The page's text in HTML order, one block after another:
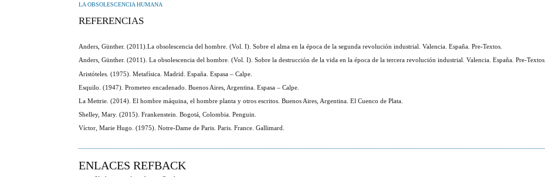
LA OBSOLESCENCIA HUMANA
REFERENCIAS
Anders, Günther. (2011).La obsolescencia del hombre. (Vol. I). Sobre el alma en la época de la segunda revolución industrial. Valencia. España. Pre-Textos.
Anders, Günther. (2011). La obsolescencia del hombre. (Vol. I). Sobre la destrucción de la vida en la época de la tercera revolución industrial. Valencia. España. Pre-Textos.
Aristóteles. (1975). Metafísica. Madrid. España. Espasa – Calpe.
Esquilo. (1947). Prometeo encadenado. Buenos Aires, Argentina. Espasa – Calpe.
La Mettrie. (2014). El hombre máquina, el hombre planta y otros escritos. Buenos Aires, Argentina. El Cuenco de Plata.
Shelley, Mary. (2015). Frankenstein. Bogotá, Colombia. Penguin.
Víctor, Marie Hugo. (1975). Notre-Dame de Paris. Paris. France. Gallimard.
ENLACES REFBACK